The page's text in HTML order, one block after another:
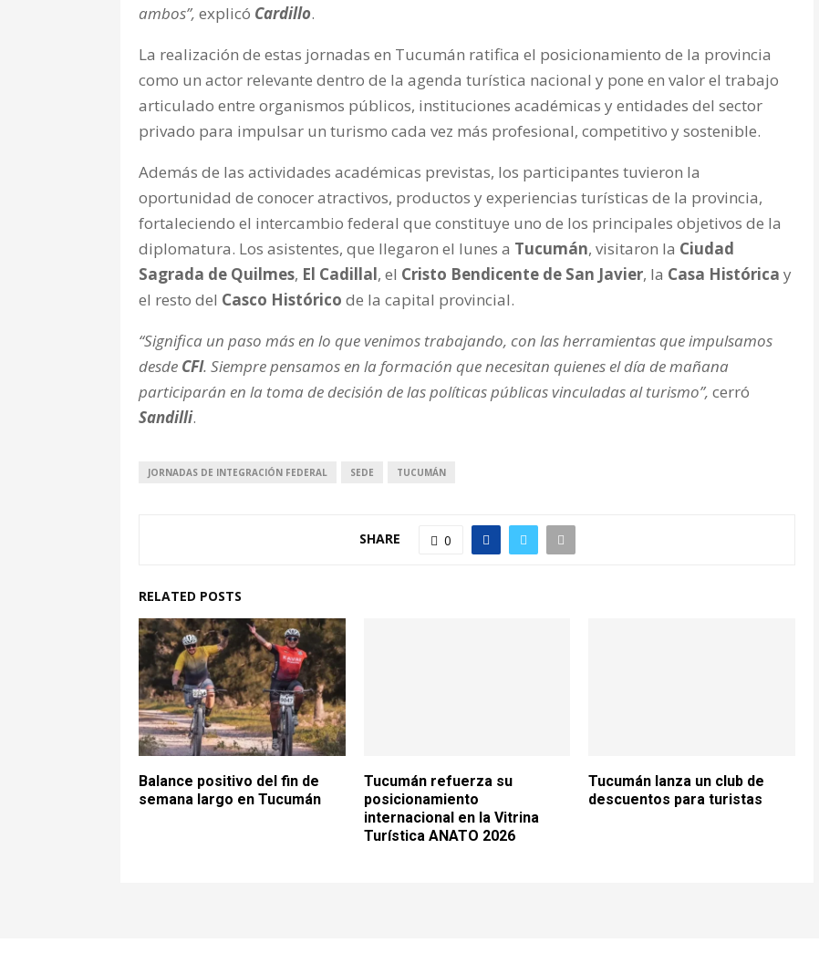
ambos”, explicó Cardillo.
La realización de estas jornadas en Tucumán ratifica el posicionamiento de la provincia
como un actor relevante dentro de la agenda turística nacional y pone en valor el trabajo
articulado entre organismos públicos, instituciones académicas y entidades del sector
privado para impulsar un turismo cada vez más profesional, competitivo y sostenible.
Además de las actividades académicas previstas, los participantes tuvieron la
oportunidad de conocer atractivos, productos y experiencias turísticas de la provincia,
fortaleciendo el intercambio federal que constituye uno de los principales objetivos de la
diplomatura. Los asistentes, que llegaron el lunes a Tucumán, visitaron la Ciudad
Sagrada de Quilmes, El Cadillal, el Cristo Bendicente de San Javier, la Casa Histórica y
el resto del Casco Histórico de la capital provincial.
“Significa un paso más en lo que venimos trabajando, con las herramientas que impulsamos
desde CFI. Siempre pensamos en la formación que necesitan quienes el día de mañana
participarán en la toma de decisión de las políticas públicas vinculadas al turismo”, cerró
Sandilli.
JORNADAS DE INTEGRACIÓN FEDERAL SEDE TUCUMÁN
SHARE 0
RELATED POSTS
Balance positivo del fin de
semana largo en Tucumán
Tucumán refuerza su
posicionamiento
internacional en la Vitrina
Turística ANATO 2026
Tucumán lanza un club de
descuentos para turistas